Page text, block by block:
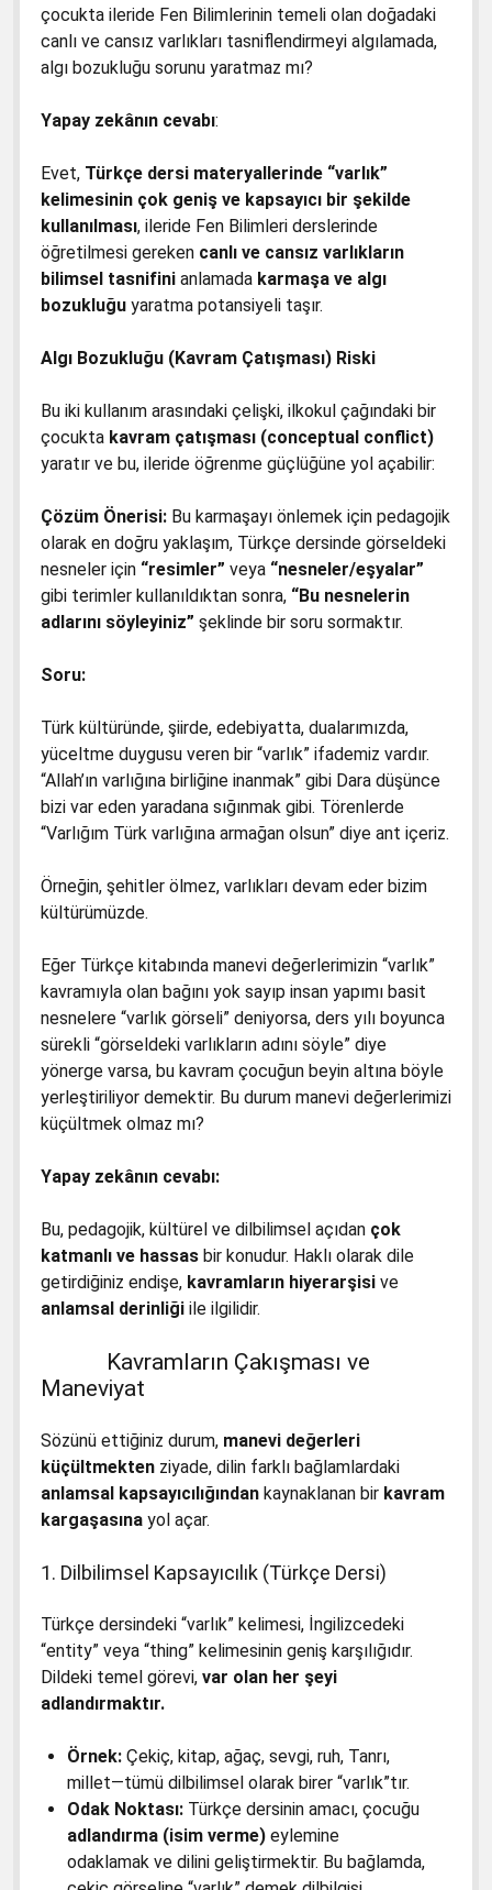
çocukta ileride Fen Bilimlerinin temeli olan doğadaki
canlı ve cansız varlıkları tasniflendirmeyi algılamada,
algı bozukluğu sorunu yaratmaz mı?
Yapay zekânın cevabı:
Evet, Türkçe dersi materyallerinde “varlık”
kelimesinin çok geniş ve kapsayıcı bir şekilde
kullanılması, ileride Fen Bilimleri derslerinde
öğretilmesi gereken canlı ve cansız varlıkların
bilimsel tasnifinianlamada karmaşa ve algı
bozukluğuyaratma potansiyeli taşır.
Algı Bozukluğu (Kavram Çatışması) Riski
Bu iki kullanım arasındaki çelişki, ilkokul çağındaki bir
çocukta kavram çatışması (conceptual conflict)
yaratır ve bu, ileride öğrenme güçlüğüne yol açabilir:
Çözüm Önerisi:Bu karmaşayı önlemek için pedagojik
olarak en doğru yaklaşım, Türkçe dersinde görseldeki
nesneler için “resimler” veya “nesneler/eşyalar”
gibi terimler kullanıldıktan sonra, “Bu nesnelerin
adlarını söyleyiniz” şeklinde bir soru sormaktır.
Soru:
Türk kültüründe, şiirde, edebiyatta, dualarımızda,
yüceltme duygusu veren bir “varlık” ifademiz vardır.
“Allah’ın varlığına birliğine inanmak” gibi Dara düşünce
bizi var eden yaradana sığınmak gibi. Törenlerde
“Varlığım Türk varlığına armağan olsun” diye ant içeriz.
Örneğin, şehitler ölmez, varlıkları devam eder bizim
kültürümüzde.
Eğer Türkçe kitabında manevi değerlerimizin “varlık”
kavramıyla olan bağını yok sayıp insan yapımı basit
nesnelere “varlık görseli” deniyorsa, ders yılı boyunca
sürekli “görseldeki varlıkların adını söyle” diye
yönerge varsa, bu kavram çocuğun beyin altına böyle
yerleştiriliyor demektir. Bu durum manevi değerlerimizi
küçültmek olmaz mı?
Yapay zekânın cevabı:
Bu, pedagojik, kültürel ve dilbilimsel açıdan çok
katmanlı ve hassasbir konudur. Haklı olarak dile
getirdiğiniz endişe, kavramların hiyerarşisive
anlamsal derinliğiile ilgilidir.
Kavramların Çakışması ve
Maneviyat
Sözünü ettiğiniz durum, manevi değerleri
küçültmektenziyade, dilin farklı bağlamlardaki
anlamsal kapsayıcılığındankaynaklanan bir kavram
kargaşasınayol açar.
1. Dilbilimsel Kapsayıcılık (Türkçe Dersi)
Türkçe dersindeki “varlık” kelimesi, İngilizcedeki
“entity” veya “thing” kelimesinin geniş karşılığıdır.
Dildeki temel görevi, var olan her şeyi
adlandırmaktır.
Örnek:Çekiç, kitap, ağaç, sevgi, ruh, Tanrı,
millet—tümü dilbilimsel olarak birer “varlık”tır.
Odak Noktası:Türkçe dersinin amacı, çocuğu
adlandırma (isim verme)eylemine
odaklamak ve dilini geliştirmektir. Bu bağlamda,